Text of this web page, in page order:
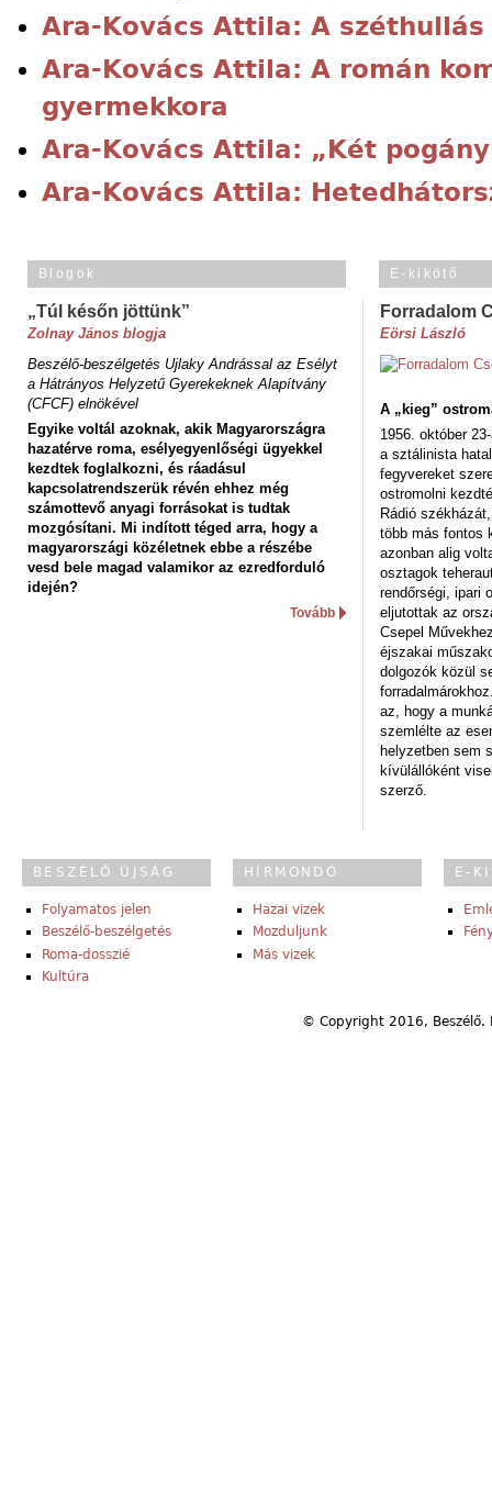
Ara-Kovács Attila: A
Ara-Kovács Attila: A román
gyermekkora
Ara-Kovács Attila: „Két
Ara-Kovács Attila:
Blogok
„Túl későn jöttünk”
Zolnay János blogja
Beszélő-beszélgetés Ujlaky Andrással az Esélyt
a Hátrányos Helyzetű Gyerekeknek Alapítvány
(CFCF) elnökével
Egyike voltál azoknak, akik Magyarországra
hazatérve roma, esélyegyenlőségi ügyekkel
kezdtek foglalkozni, és ráadásul
kapcsolatrendszerük révén ehhez még
számottevő anyagi forrásokat is tudtak
mozgósítani. Mi indított téged arra, hogy a
magyarországi közéletnek ebbe a részébe
vesd bele magad valamikor az ezredforduló
idején?
Tovább
E-kikötő
Forradalom
Eörsi László
A „kieg”
1956. október
a sztálinista
fegyvereket
ostromolni
Rádió
több más fontos
azonban alig
osztagok
rendőrségi, ipari
eljutottak az
Csepel
éjszakai
dolgozók közül
az, hogy a
szemlélte az
helyzetben sem
kívülállóként
szerző.
BESZÉLŐ ÚJSÁG
Folyamatos jelen
Beszélő-beszélgetés
Roma-dosszié
Kultúra
HÍRMONDÓ
Hazai vizek
Mozduljunk
Más vizek
E-
© Copyright 2016,